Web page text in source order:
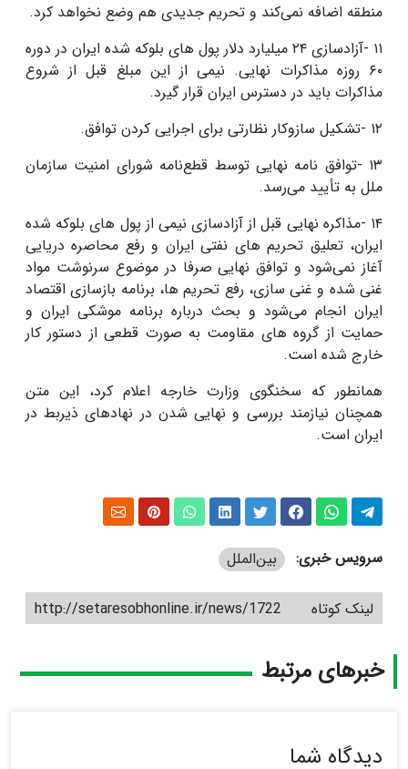
منطقه اضافه نمی‌کند و تحریم جدیدی هم وضع نخواهد کرد.
۱۱ -آزادسازی ۲۴ میلیارد دلار پول های بلوکه شده ایران در دوره
۶۰ روزه مذاکرات نهایی. نیمی از این مبلغ قبل از شروع
مذاکرات باید در دسترس ایران قرار گیرد.
۱۲ -تشکیل سازوکار نظارتی برای اجرایی کردن توافق.
۱۳ -توافق نامه نهایی توسط قطع‌نامه شورای امنیت سازمان
ملل به تأیید می‌رسد.
۱۴ -مذاکره نهایی قبل از آزادسازی نیمی از پول های بلوکه شده
ایران، تعلیق تحریم های نفتی ایران و رفع محاصره دریایی
آغاز نمی‌شود و توافق نهایی صرفا در موضوع سرنوشت مواد
غنی شده و غنی سازی، رفع تحریم ها، برنامه بازسازی اقتصاد
ایران انجام می‌شود و بحث درباره برنامه موشکی ایران و
حمایت از گروه های مقاومت به صورت قطعی از دستور کار
خارج شده است.
همانطور که سخنگوی وزارت خارجه اعلام کرد، این متن
همچنان نیازمند بررسی و نهایی شدن در نهادهای ذیربط در
ایران است.
سرویس خبری: بین‌الملل
لینک کوتاه http://setaresobhonline.ir/news/1722
خبرهای مرتبط
دیدگاه شما